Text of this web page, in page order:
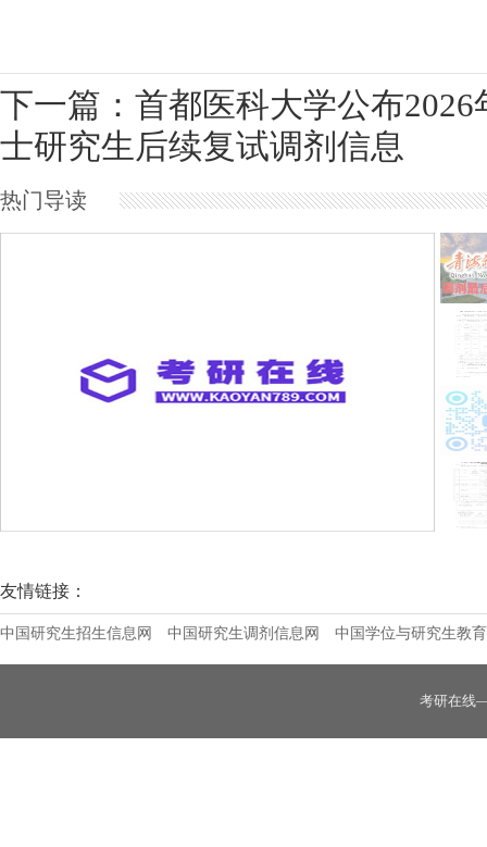
下一篇：首都医科大学公布2026
士研究生后续复试调剂信息
热门导读
友情链接：
中国研究生招生信息网 中国研究生调剂信息网 中国学位与研究生教
考研在线